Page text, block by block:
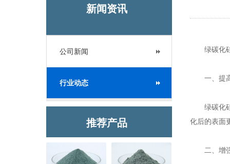
新闻资讯
公司新闻
行业动态
推荐产品
绿碳化
一、提高
绿碳化硅
化后的表面
二、增强